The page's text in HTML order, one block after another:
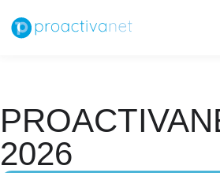
2026